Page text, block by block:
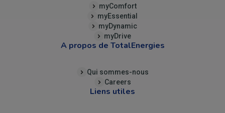
myComfort
myEssential
myDynamic
myDrive
A propos de TotalEnergies
Qui sommes-nous
Careers
Liens utiles